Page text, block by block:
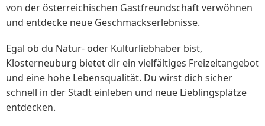
von der österreichischen Gastfreundschaft verwöhnen
und entdecke neue Geschmackserlebnisse.
Egal ob du Natur- oder Kulturliebhaber bist,
Klosterneuburg bietet dir ein vielfältiges Freizeitangebot
und eine hohe Lebensqualität. Du wirst dich sicher
schnell in der Stadt einleben und neue Lieblingsplätze
entdecken.